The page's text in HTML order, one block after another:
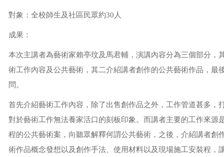
對象：全校師生及社區民眾約30人
成果：
本次主講者為藝術家賴亭玟及馬君輔，演講內容分為三個部分，
術工作內容及公共藝術，其二介紹講者創作的公共藝術作品，最
問。
首先介紹藝術工作內容，除了出售創作品之外，工作管道甚多，
對於藝術工作無法養家活口的刻板印象。而講者主要的工作來源
程的公共藝術案，向聽眾解釋何謂公共藝術，之後，介紹講者創
術作品概念發想以及創作手法、使用材料以及現場施工安裝程 ，